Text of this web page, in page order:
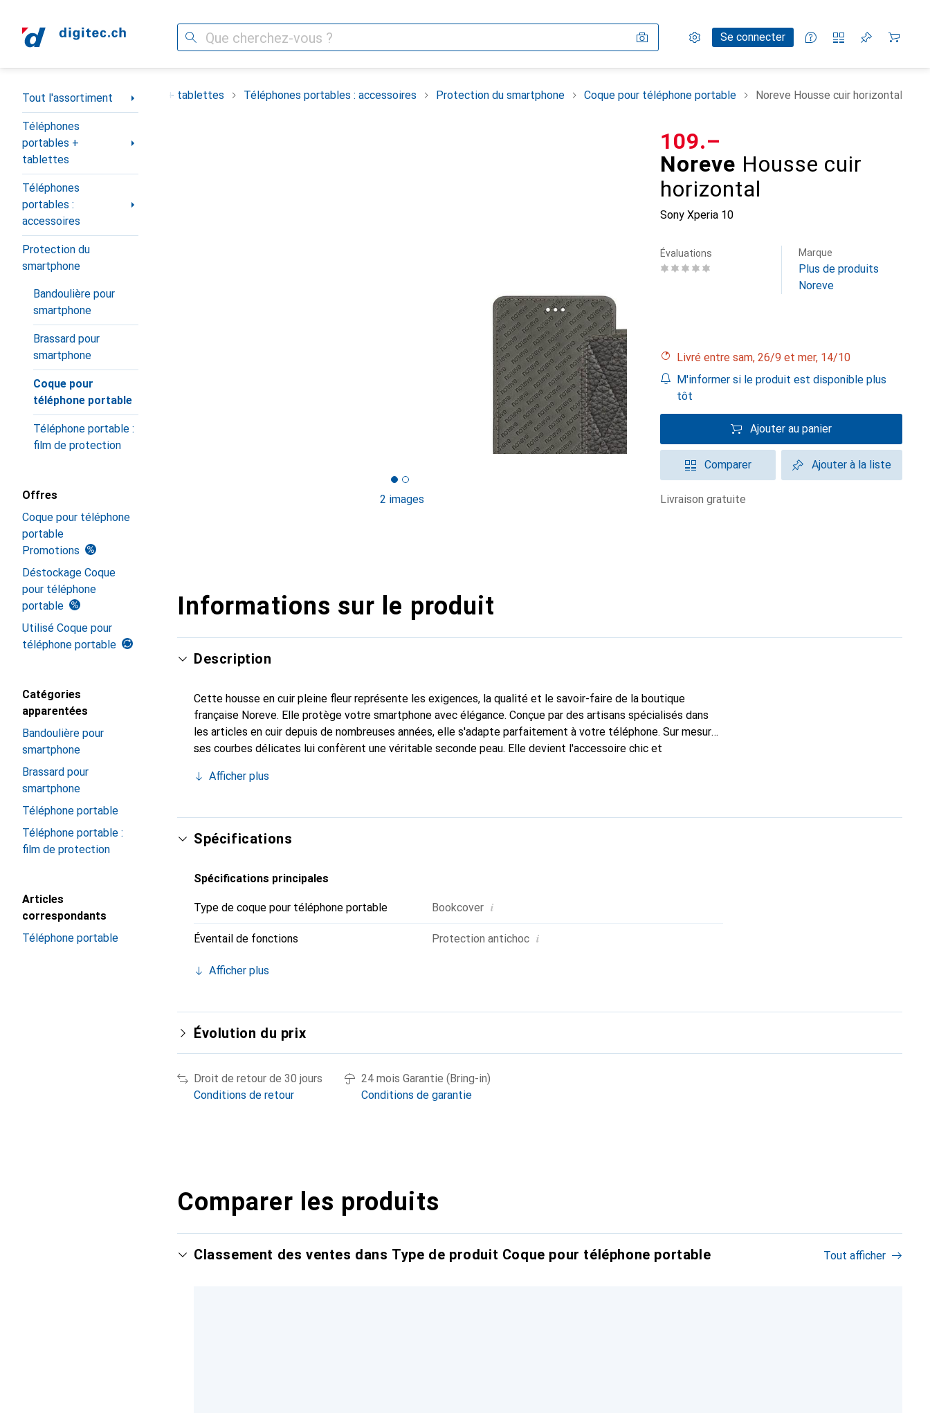
Recherche Paramètres
Compte clientSe connecter
Listes de comparaison
Listes d'envies
Panier
Navigation par catégorie
Tout l'assortiment
Téléphones
portables +
tablettes
Téléphones
portables :
accessoires
Protection du
smartphone
Bandoulière pour
smartphone
Brassard pour
smartphone
Coque pour
téléphone portable
Téléphone portable :
film de protection
Offres
Coque pour téléphone
portable
Promotions
Déstockage Coque
pour téléphone
portable
Utilisé Coque pour
téléphone portable
Catégories
apparentées
Bandoulière pour
smartphone
Brassard pour
smartphone
Téléphone portable
Téléphone portable :
film de protection
Articles
correspondants
Téléphone portable
Téléphones portables + tablettes Téléphones portables : accessoires Protection du smartphone Coque pour téléphone portable Noreve Housse cuir horizontal
2 images
Noreve Housse cuir
horizontal
Sony Xperia 10
CHF
109.–
Évaluations Marque
Plus de produits
Noreve
Livré entre sam, 26/9 et mer, 14/10
M'informer si le produit est disponible plus
tôt
Ajouter au panier
Comparer Ajouter à la liste
livraison gratuite
Informations sur le produit
Description
Cette housse en cuir pleine fleur représente les exigences, la qualité et le savoir-faire de la boutique
française Noreve. Elle protège votre smartphone avec élégance. Conçue par des artisans spécialisés dans
les articles en cuir depuis de nombreuses années, elle s'adapte parfaitement à votre téléphone. Sur mesure,
ses courbes délicates lui confèrent une véritable seconde peau. Elle devient l'accessoire chic et
marque Noreve est un choix sûr pour une clientèle exigeante.
Afficher plus
Spécifications
Spécifications principales
Type de coque pour téléphone portable Bookcover i
Éventail de fonctions Protection antichoc i
Afficher plus
Évolution du prix
Droit de retour de 30 jours
Conditions de retour
24 mois Garantie (Bring-in)
Conditions de garantie
Comparer les produits
Classement des ventes dans Type de produit Coque pour téléphone portable Tout afficher